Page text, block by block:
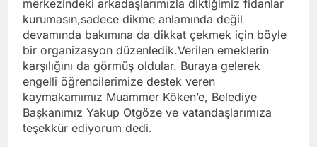
merkezindeki arkadaşlarımızla diktiğimiz fidanlar
kurumasın,sadece dikme anlamında değil
devamında bakımına da dikkat çekmek için böyle
bir organizasyon düzenledik.Verilen emeklerin
karşılığını da görmüş oldular. Buraya gelerek
engelli öğrencilerimize destek veren
kaymakamımız Muammer Köken’e, Belediye
Başkanımız Yakup Otgöze ve vatandaşlarımıza
teşekkür ediyorum dedi.